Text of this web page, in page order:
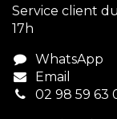
Service client
17h
WhatsApp
Email
02 98 59 63